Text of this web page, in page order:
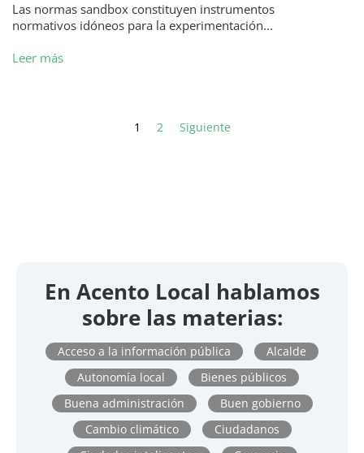
Las normas sandbox constituyen instrumentos
normativos idóneos para la experimentación...
Leer más
1 2 Siguiente
En Acento Local hablamos
sobre las materias:
Acceso a la información pública
Alcalde
Autonomía local
Bienes públicos
Buena administración
Buen gobierno
Cambio climático
Ciudadanos